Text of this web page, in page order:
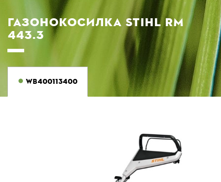
ГАЗОНОКОСИЛКА STIHL RM
443.3
WB400113400